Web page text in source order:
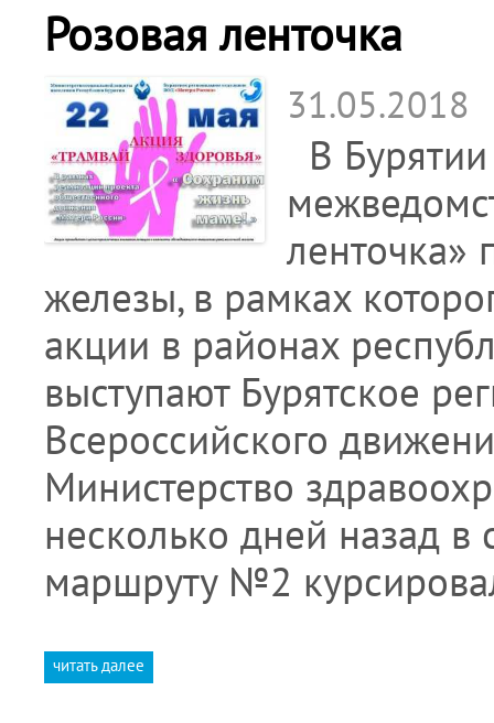
Розовая ленточка
31.05.2018
В
ленточка»
железы, в рамках
акции в районах
выступают Бурятское
Всероссийского
Министерство
несколько дней назад в
маршруту №2
читать далее